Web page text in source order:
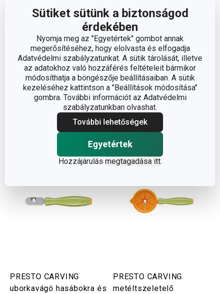
Sütiket sütünk a biztonságod
érdekében
Nyomja meg az "Egyetértek" gombot annak
megerősítéséhez, hogy elolvasta és elfogadja
Adatvédelmi szabályzatunkat. A sütik tárolását, illetve
az adatokhoz való hozzáférés feltételeit bármikor
módosíthatja a böngészője beállításaiban. A sütik
kezeléséhez kattintson a "Beállítások módosítása"
gombra. További információt az Adatvédelmi
szabályzatunkban olvashat.
További lehetőségek
Egyetértek
Hozzájárulás megtagadása itt.
Jól jöhet egycarving kivájó szettis, amely kiválóan
alkalmas zöldségek és gyümölcsök díszítéséhez -
sárgarépa, fehér retek és retek, uborka, cukkini,
póréhagyma, sütőtök, alma, körte, mangó, dinnye stb. A
készlet tartalmaz 6 speciális vágó kést, egy kerámia
fenőkövet és egy dobozt a biztonságos tároláshoz.
PRESTO CARVING
uborkavágó hasábokra és
PRESTO CARVING
metéltszeletelő